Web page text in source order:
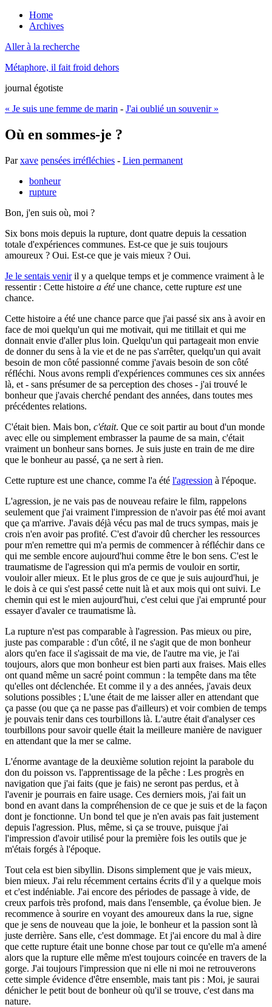
Home
Archives
Aller à la recherche
Métaphore, il fait froid dehors
journal égotiste
« Je suis une femme de marin - J'ai oublié un souvenir »
Où en sommes-je ?
Parxave pensées irréfléchies - Lien permanent
bonheur
rupture
Bon, j'en suis où, moi ?
Six bons mois depuis la rupture, dont quatre depuis la cessation
totale d'expériences communes. Est-ce que je suis toujours
amoureux ? Oui. Est-ce que je vais mieux ? Oui.
Je le sentais veniril y a quelque temps et je commence vraiment à le
ressentir : Cette histoire a étéune chance, cette rupture estune
chance.
Cette histoire a été une chance parce que j'ai passé six ans à avoir en
face de moi quelqu'un qui me motivait, qui me titillait et qui me
donnait envie d'aller plus loin. Quelqu'un qui partageait mon envie
de donner du sens à la vie et de ne pas s'arrêter, quelqu'un qui avait
besoin de mon côté passionné comme j'avais besoin de son côté
réfléchi. Nous avons rempli d'expériences communes ces six années
là, et - sans présumer de sa perception des choses - j'ai trouvé le
bonheur que j'avais cherché pendant des années, dans toutes mes
précédentes relations.
C'était bien. Mais bon, c'était. Que ce soit partir au bout d'un monde
avec elle ou simplement embrasser la paume de sa main, c'était
vraiment un bonheur sans bornes. Je suis juste en train de me dire
que le bonheur au passé, ça ne sert à rien.
Cette rupture est une chance, comme l'a été l'agression à l'époque.
L'agression, je ne vais pas de nouveau refaire le film, rappelons
seulement que j'ai vraiment l'impression de n'avoir pas été moi avant
que ça m'arrive. J'avais déjà vécu pas mal de trucs sympas, mais je
crois n'en avoir pas profité. C'est d'avoir dû chercher les ressources
pour m'en remettre qui m'a permis de commencer à réfléchir dans ce
qui me semble encore aujourd'hui comme être le bon sens. C'est le
traumatisme de l'agression qui m'a permis de vouloir en sortir,
vouloir aller mieux. Et le plus gros de ce que je suis aujourd'hui, je
le dois à ce qui s'est passé cette nuit là et aux mois qui ont suivi. Le
chemin qui est le mien aujourd'hui, c'est celui que j'ai emprunté pour
essayer d'avaler ce traumatisme là.
La rupture n'est pas comparable à l'agression. Pas mieux ou pire,
juste pas comparable : d'un côté, il ne s'agit que de mon bonheur
alors qu'en face il s'agissait de ma vie, de l'autre ma vie, je l'ai
toujours, alors que mon bonheur est bien parti aux fraises. Mais elles
ont quand même un sacré point commun : la tempête dans ma tête
qu'elles ont déclenchée. Et comme il y a des années, j'avais deux
solutions possibles ; L'une était de me laisser aller en attendant que
ça passe (ou que ça ne passe pas d'ailleurs) et voir combien de temps
je pouvais tenir dans ces tourbillons là. L'autre était d'analyser ces
tourbillons pour savoir quelle était la meilleure manière de naviguer
en attendant que la mer se calme.
L'énorme avantage de la deuxième solution rejoint la parabole du
don du poisson vs. l'apprentissage de la pêche : Les progrès en
navigation que j'ai faits (que je fais) ne seront pas perdus, et à
l'avenir je pourrais en faire usage. Ces derniers mois, j'ai fait un
bond en avant dans la compréhension de ce que je suis et de la façon
dont je fonctionne. Un bond tel que je n'en avais pas fait justement
depuis l'agression. Plus, même, si ça se trouve, puisque j'ai
l'impression d'avoir utilisé pour la première fois les outils que je
m'étais forgés à l'époque.
Tout cela est bien sibyllin. Disons simplement que je vais mieux,
bien mieux. J'ai relu récemment certains écrits d'il y a quelque mois
et c'est indéniable. J'ai encore des périodes de passage à vide, de
creux parfois très profond, mais dans l'ensemble, ça évolue bien. Je
recommence à sourire en voyant des amoureux dans la rue, signe
que je sens de nouveau que la joie, le bonheur et la passion sont là
juste derrière. Sans elle, c'est dommage. Et j'ai encore du mal à dire
que cette rupture était une bonne chose par tout ce qu'elle m'a amené
alors que la rupture elle même m'est toujours coincée en travers de la
gorge. J'ai toujours l'impression que ni elle ni moi ne retrouverons
cette simple évidence d'être ensemble, mais tant pis : Moi, je saurai
dénicher le petit bout de bonheur où qu'il se trouve, c'est dans ma
nature.